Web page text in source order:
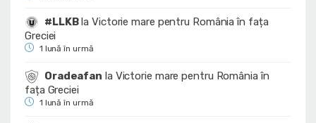
#LLKBlaVictorie mare pentru România în fața
Greciei
1 lună în urmă
Oradeafan la Victorie mare pentru România în
fața Greciei
1 lună în urmă